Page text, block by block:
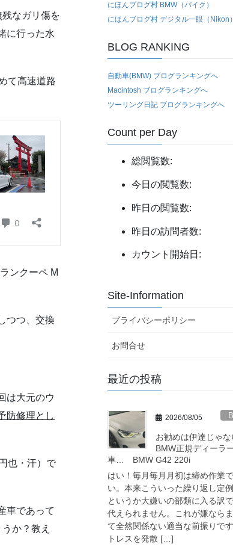
なガリ傷を
に行った水
て高速道路
ンクーペ M
つつ、交換
は大元のウ
防修理とし
也・汗）で
車であって
か？教え
にほんブログ村 BMW（バイク）
にほんブログ村 デジタル一眼（Nikon）
BLOG RANKING
自動車(BMW) ブログランキングへ
Macintosh ブログランキングへ
ツーリング日記 ブログランキングへ
Count per Day
総閲覧数:
今日の閲覧数:
昨日の閲覧数:
昨日の訪問者数:
カウント開始日:
Site-Information
プライバシーポリシー
お問合せ
最近の投稿
2026/08/05
お勧めは伊達じゃな
BMW正規ディーラ
車… BMW G42 220i
はい！毎月毎月月初は締め作業
い。本来こういった繰り返し定
というか大嫌いの部類に入る訳
代えられません。これが嫌なら
て全然関係ない適当な前振りで
トレスを発散 […]